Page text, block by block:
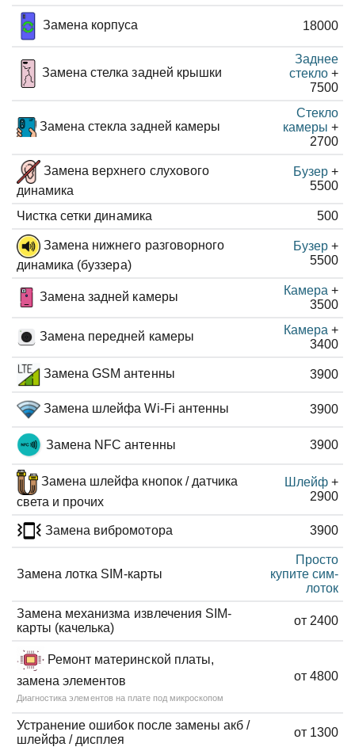
Замена корпуса 18000
Замена стелка задней крышки
Заднее
стекло+
7500
Замена стекла задней камеры
Стекло
камеры +
2700
Замена верхнего слухового
динамика
Бузер+
5500
Чистка сетки динамика 500
Замена нижнего разговорного
динамика (буззера)
Бузер+
5500
Замена задней камеры Камера +
3500
Замена передней камеры Камера +
3400
Замена GSM антенны 3900
Замена шлейфа Wi-Fi антенны 3900
Замена NFC антенны 3900
Замена шлейфа кнопок / датчика
света и прочих
Шлейф+
2900
Замена вибромотора 3900
Замена лотка SIM-карты
Просто
купите сим-
лоток
Замена механизма извлечения SIM-
карты (качелька)
от 2400
Ремонт материнской платы,
замена элементов
Диагностика элементов на плате под микроскопом
от 4800
Устранение ошибок после замены акб /
шлейфа / дисплея
от 1300